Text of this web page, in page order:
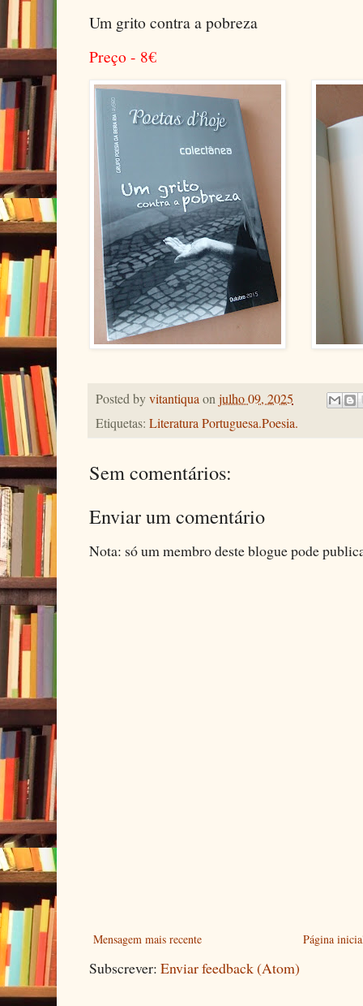
Um grito contra a pobreza
Preço - 8€
Posted byvitantiquaonjulho 09, 2025
Etiquetas: Literatura Portuguesa.Poesia.
Sem comentários:
Enviar um comentário
Nota: só um membro deste blogue pode
Mensagem mais recente Página
Subscrever: Enviar feedback (Atom)